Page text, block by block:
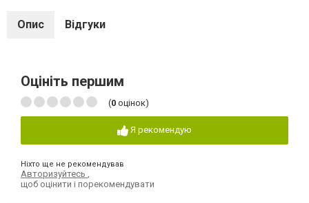
Опис Відгуки
Оцініть першим
(0 оцінок)
Я рекомендую
Ніхто ще не рекомендував
Авторизуйтесь
щоб оцінити і порекомендувати